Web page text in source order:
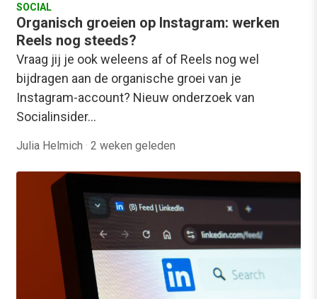
SOCIAL
Organisch groeien op Instagram: werken
Reels nog steeds?
Vraag jij je ook weleens af of Reels nog wel
bijdragen aan de organische groei van je
Instagram-account? Nieuw onderzoek van
Socialinsider…
Julia Helmich · 2 weken geleden